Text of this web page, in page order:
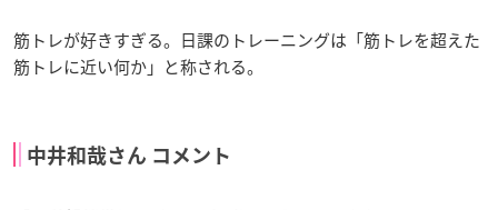
筋トレが好きすぎる。日課のトレーニングは「筋トレを超えた
筋トレに近い何か」と称される。
中井和哉さん コメント